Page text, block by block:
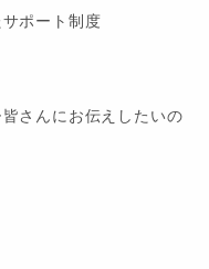
ポート制度
さんにお伝えしたいの